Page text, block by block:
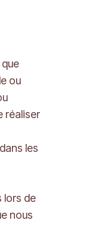
ou
réaliser
les
lors de
nous